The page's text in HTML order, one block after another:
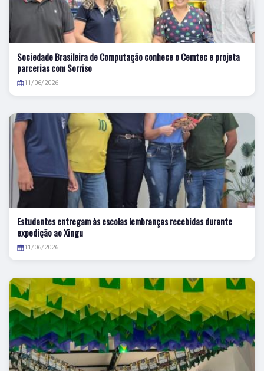
Sociedade Brasileira de Computação conhece o Cemtec e projeta
parcerias com Sorriso
11/06/2026
Estudantes entregam às escolas lembranças recebidas durante
expedição ao Xingu
11/06/2026